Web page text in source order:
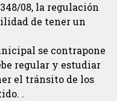
08, la regulación
de tener un
se contrapone
regular y estudiar
el tránsito de los
.